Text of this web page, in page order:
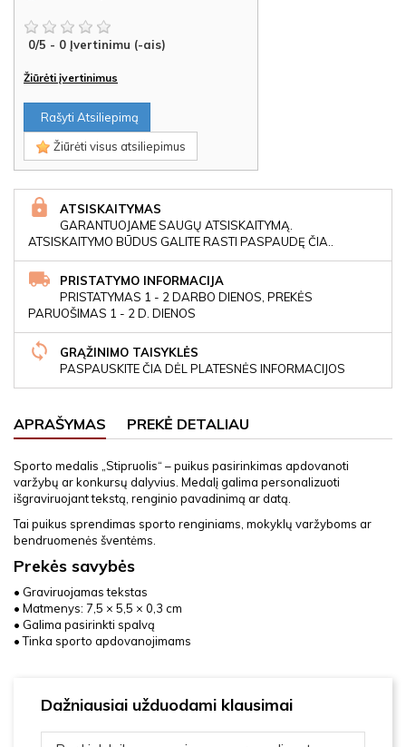
0/5 - 0 Įvertinimu (-ais)
Žiūrėti įvertinimus
Rašyti Atsiliepimą
Žiūrėti visus atsiliepimus
ATSISKAITYMAS
GARANTUOJAME SAUGŲ ATSISKAITYMĄ.
ATSISKAITYMO BŪDUS GALITE RASTI PASPAUDĘ ČIA..
PRISTATYMO INFORMACIJA
PRISTATYMAS 1 - 2 DARBO DIENOS, PREKĖS
PARUOŠIMAS 1 - 2 D. DIENOS
GRĄŽINIMO TAISYKLĖS
PASPAUSKITE ČIA DĖL PLATESNĖS INFORMACIJOS
APRAŠYMAS PREKĖ DETALIAU
Sporto medalis „Stipruolis“ – puikus pasirinkimas apdovanoti
varžybų ar konkursų dalyvius. Medalį galima personalizuoti
išgraviruojant tekstą, renginio pavadinimą ar datą.
Tai puikus sprendimas sporto renginiams, mokyklų varžyboms ar
bendruomenės šventėms.
Prekės savybės
• Graviruojamas tekstas
• Matmenys: 7,5 × 5,5 × 0,3 cm
• Galima pasirinkti spalvą
• Tinka sporto apdovanojimams
Dažniausiai užduodami klausimai